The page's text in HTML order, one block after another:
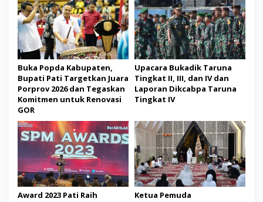
Buka Popda Kabupaten,
Bupati Pati Targetkan Juara
Porprov 2026 dan Tegaskan
Komitmen untuk Renovasi
GOR
Upacara Bukadik Taruna
Tingkat II, III, dan IV dan
Laporan Dikcabpa Taruna
Tingkat IV
Award 2023 Pati Raih
Ketua Pemuda